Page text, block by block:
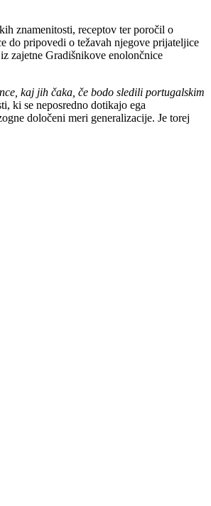
znamenitosti, receptov ter poročil o
do pripovedi o težavah njegove prijateljice
zajetne Gradišnikove enolončnice
kaj jih čaka, če bodo sledili portugalskim
ki se neposredno dotikajo ega
določeni meri generalizacije. Je torej